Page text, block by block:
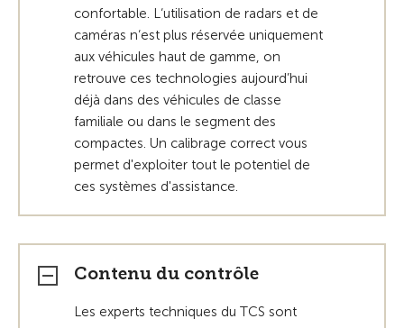
confortable. L‘utilisation de radars et de
caméras n‘est plus réservée uniquement
aux véhicules haut de gamme, on
retrouve ces technologies aujourd’hui
déjà dans des véhicules de classe
familiale ou dans le segment des
compactes. Un calibrage correct vous
permet d'exploiter tout le potentiel de
ces systèmes d'assistance.
Contenu du contrôle
Les experts techniques du TCS sont